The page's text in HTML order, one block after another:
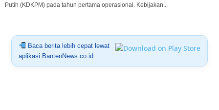
Putih (KDKPM) pada tahun pertama operasional. Kebijakan...
Baca berita lebih cepat lewat
aplikasi BantenNews.co.id